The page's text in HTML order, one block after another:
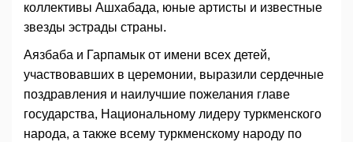
коллективы Ашхабада, юные артисты и известные
звезды эстрады страны.
Аязбаба и Гарпамык от имени всех детей,
участвовавших в церемонии, выразили сердечные
поздравления и наилучшие пожелания главе
государства, Национальному лидеру туркменского
народа, а также всему туркменскому народу по